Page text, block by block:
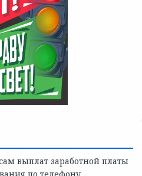
меры социальной
психологическую
Ленинградской
НЕТ